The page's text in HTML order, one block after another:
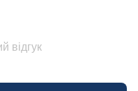
відгук